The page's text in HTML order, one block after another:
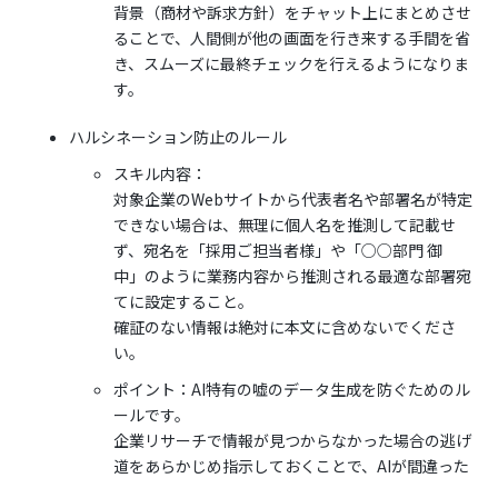
背景（商材や訴求方針）をチャット上にまとめさせ
ることで、人間側が他の画面を行き来する手間を省
き、スムーズに最終チェックを行えるようになりま
す。
ハルシネーション防止のルール
スキル内容：
対象企業のWebサイトから代表者名や部署名が特定
できない場合は、無理に個人名を推測して記載せ
ず、宛名を「採用ご担当者様」や「○○部門 御
中」のように業務内容から推測される最適な部署宛
てに設定すること。
確証のない情報は絶対に本文に含めないでくださ
い。
ポイント：AI特有の嘘のデータ生成を防ぐためのル
ールです。
企業リサーチで情報が見つからなかった場合の逃げ
道をあらかじめ指示しておくことで、AIが間違った